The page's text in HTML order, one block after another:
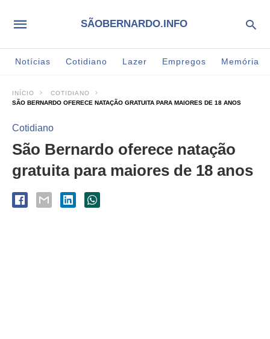
SÃOBERNARDO.INFO
Notícias Cotidiano Lazer Empregos Memória
INÍCIO
COTIDIANO
SÃO BERNARDO OFERECE NATAÇÃO GRATUITA PARA MAIORES DE 18 ANOS
Cotidiano
São Bernardo oferece natação
gratuita para maiores de 18 anos